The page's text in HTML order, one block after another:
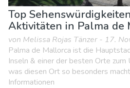
Top
Aktivitäten in Palma de
von Melissa Rojas Tänzer - 17.
Palma de Mallorca ist die
Inseln & einer der besten Orte zum
was diesen Ort so besonders
Informationen